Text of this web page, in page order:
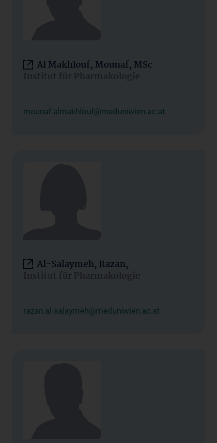
Al Makhlouf, Mounaf, MSc
Institut für Pharmakologie
mounaf.almakhlouf@meduniwien.ac.at
Al-Salaymeh, Razan,
Institut für Pharmakologie
razan.al-salaymeh@meduniwien.ac.at